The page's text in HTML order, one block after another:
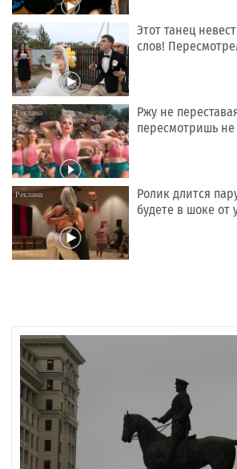
Этот танец
слов!
Ржу не
пересмотришь не
Ролик длится
будете в шоке от